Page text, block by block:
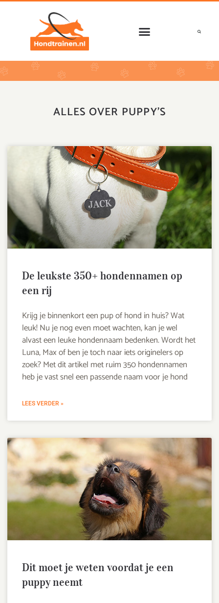
ALLES OVER PUPPY’S
De leukste 350+ hondennamen op
een rij
Krijg je binnenkort een pup of hond in huis? Wat
leuk! Nu je nog even moet wachten, kan je wel
alvast een leuke hondennaam bedenken. Wordt het
Luna, Max of ben je toch naar iets originelers op
zoek? Met dit artikel met ruim 350 hondennamen
heb je vast snel een passende naam voor je hond
LEES VERDER »
Dit moet je weten voordat je een
puppy neemt